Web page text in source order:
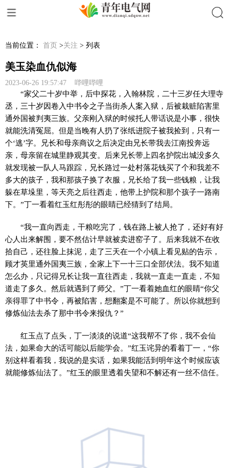
当前位置： 首页 >关注 > 列表
美玉染血仇似海
2023-06-26 19:57:47 哔哩哔哩
“家父二十岁中举，后中探花，入翰林院，二十三岁任大理寺
丞，三十岁因卷入中书令之子当街杀人案入狱，后被栽赃陷害里
通外国被判夷三族。父亲刚入狱的时候托人带话说是小事，很快
就能洗清冤屈。但是当晚有人扔了张纸进院子被我捡到，只有一
个‘逃’字。兄长和母亲商议之后决定由兄长带我去江南投奔远
亲，母亲留在城里静观其变。后来兄长带上四名护院出城没多久
就发现被一队人马跟踪，兄长路过一处村落花钱买了个和我差不
多大的孩子，我和那孩子换了衣服，兄长给了我一些钱粮，让我
躲在草垛里，等天亮之后往西走，他带上护院和那个孩子一路南
下。”丁一看着红玉红彤彤的眼睛已经猜到了结局。
“我一直向西走，干粮吃完了，钱在路上被人抢了，还好有好
心人出来解围，要不然估计早就被卖进窑子了。后来我就不在收
拾自己，还往脸上抹泥，走了三天在一个小镇上看见贴的告示，
顾才英里通外国夷三族，全家上下一十三口全部伏法。我不知道
怎么办，只记得兄长让我一直往西走，我就一直走一直走，不知
道走了多久。然后就遇到了师父。”丁一看着她血红的眼睛“你父
亲得罪了中书令，再被陷害，想翻案是不可能了。所以你就想到
修炼仙法去杀了那中书令来报仇？”
红玉点了点头，丁一淡淡的说道“这我帮不了你，我不会仙
法，如果命大的话可能以后能学会。”红玉诧异的看着丁一，“你
别这样看着我，我说的是实话，如果我能活到明年这个时候应该
就能修炼仙法了。”红玉的眼里透着失望和不解还有一丝不信任。